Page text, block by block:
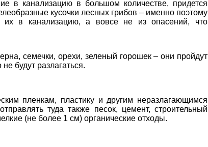
в канализацию в большом количестве, придется
кусочки лесных грибов – именно поэтому
их в канализацию, а вовсе не из опасений, что
семечки, орехи, зеленый горошек – они пройдут
будут разлагаться.
пленкам, пластику и другим неразлагающимся
туда также песок, цемент, строительный
(не более 1 см) органические отходы.